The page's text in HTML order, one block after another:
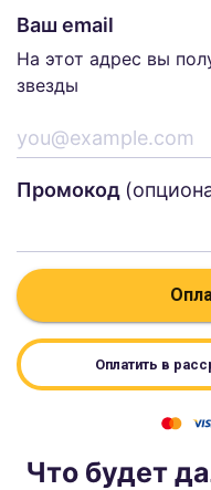
Ваш email
На этот адрес вы
звезды
Промокод
Оплатить в
Что будет